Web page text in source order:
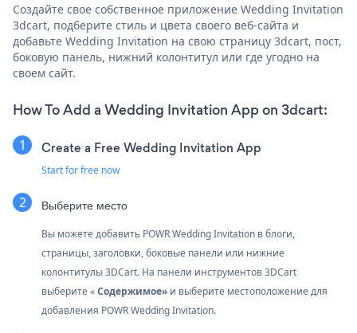
Создайте свое собственное приложение Wedding Invitation
3dcart, подберите стиль и цвета своего веб-сайта и
добавьте Wedding Invitation на свою страницу 3dcart, пост,
боковую панель, нижний колонтитул или где угодно на
своем сайт.
How To Add a Wedding Invitation App on 3dcart:
Create a Free Wedding Invitation App
Start for free now
Выберите место
Вы можете добавить POWR Wedding Invitation в блоги,
страницы, заголовки, боковые панели или нижние
колонтитулы 3DCart. На панели инструментов 3DCart
выберите «Содержимое» и выберите местоположение для
добавления POWR Wedding Invitation.